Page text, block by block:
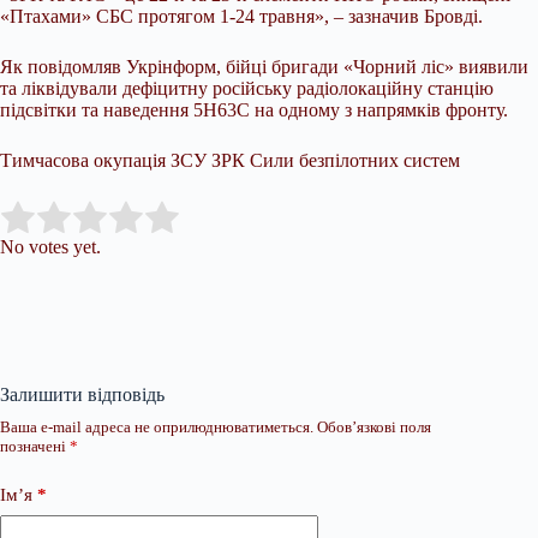
«Птахами» СБС протягом 1-24 травня», – зазначив Бровді.
Як повідомляв Укрінформ, бійці бригади «Чорний ліс» виявили
та ліквідували дефіцитну російську радіолокаційну станцію
підсвітки та наведення 5Н63С на одному з напрямків фронту.
Тимчасова окупація ЗСУ ЗРК Сили безпілотних систем
Rate this item:
No votes yet.
Залишити відповідь
Ваша e-mail адреса не оприлюднюватиметься. Обов’язкові поля
позначені *
Ім’я *